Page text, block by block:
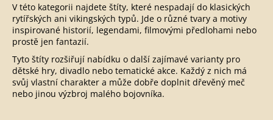
V této kategorii najdete štíty, které nespadají do klasických
rytířských ani vikingských typů. Jde o různé tvary a motivy
inspirované historií, legendami, filmovými předlohami nebo
prostě jen fantazií.
Tyto štíty rozšiřují nabídku o další zajímavé varianty pro
dětské hry, divadlo nebo tematické akce. Každý z nich má
svůj vlastní charakter a může dobře doplnit dřevěný meč
nebo jinou výzbroj malého bojovníka.
o
t
ř
e
b
u
j
e
t